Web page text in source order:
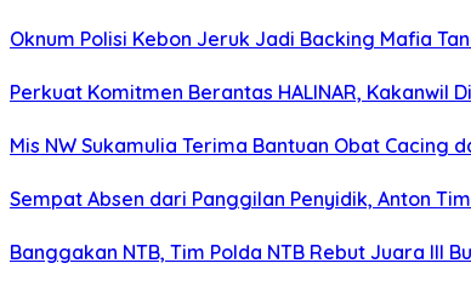
Oknum Polisi Kebon Jeruk Jadi Backing Mafia
Perkuat Komitmen Berantas HALINAR, Kakanwil
Mis NW Sukamulia Terima Bantuan Obat Cacing
Sempat Absen dari Panggilan Penyidik, Anton
Banggakan NTB, Tim Polda NTB Rebut Juara III